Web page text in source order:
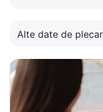
Alte date de